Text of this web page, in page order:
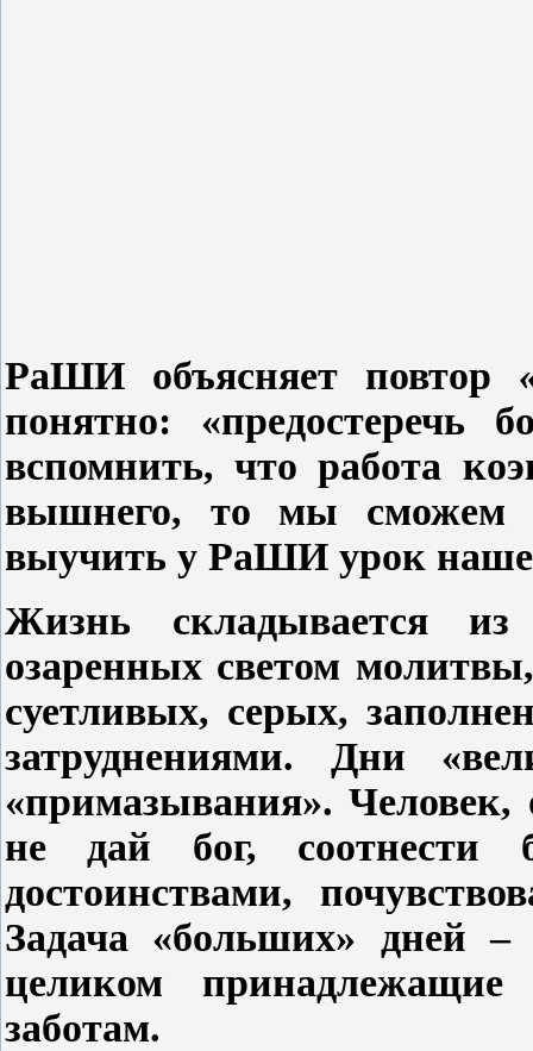
РаШИ объясняет повтор
понятно: «предостеречь
вспомнить, что работа
вышнего, то мы сможем
выучить у РаШИ урок
Жизнь складывается
озаренных светом
суетливых, серых,
затруднениями. Дни
«примазывания».
не дай бог, соотнести
достоинствами,
Задача «больших» дней
целиком
заботам.